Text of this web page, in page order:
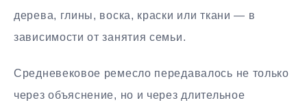
дерева, глины, воска, краски или ткани — в
зависимости от занятия семьи.
Средневековое ремесло передавалось не только
через объяснение, но и через длительное